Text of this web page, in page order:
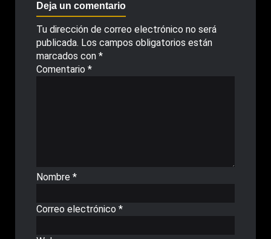
Deja un comentario
Tu dirección de correo electrónico no será
publicada. Los campos obligatorios están
marcados con *
Comentario *
Nombre *
Correo electrónico *